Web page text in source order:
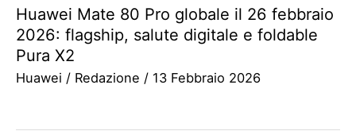
Huawei Mate 80 Pro globale il 26 febbraio
2026: flagship, salute digitale e foldable
Pura X2
Huawei / Redazione / 13 Febbraio 2026